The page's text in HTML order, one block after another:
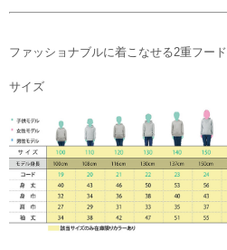
ファッショナブルに着こなせる2重フード
サイズ